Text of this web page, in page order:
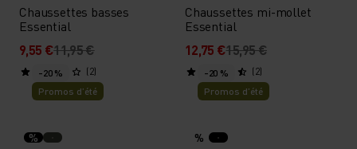
Chaussettes basses
Essential
9,55 €11,95 €
(2)
Chaussettes mi-mollet
Essential
12,75 €15,95 €
(2)
-20 %
Promos d’été
%
-20 %
Promos d’été
%